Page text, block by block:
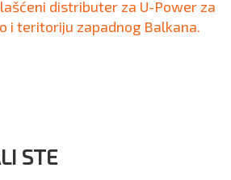
distributer za U-Power za
i teritoriju zapadnog Balkana.
STE